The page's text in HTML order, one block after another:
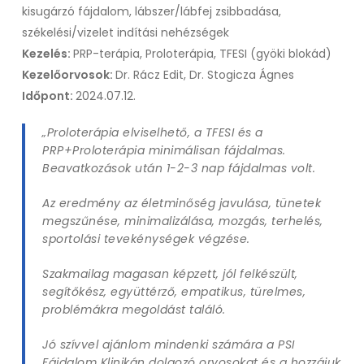
kisugárzó fájdalom, lábszer/lábfej zsibbadása,
székelési/vizelet indítási nehézségek
Kezelés:PRP-terápia, Proloterápia, TFESI (gyöki blokád)
Kezelőorvosok:Dr. Rácz Edit, Dr. Stogicza Ágnes
Időpont:2024.07.12.
„Proloterápia elviselhető, a TFESI és a
PRP+Proloterápia minimálisan fájdalmas.
Beavatkozások után 1-2-3 nap fájdalmas volt.
Az eredmény az életminőség javulása, tünetek
megszűnése, minimalizálása, mozgás, terhelés,
sportolási tevekénységek végzése.
Szakmailag magasan képzett, jól felkészült,
segítőkész, együttérző, empatikus, türelmes,
problémákra megoldást találó.
Jó szívvel ajánlom mindenki számára a PSI